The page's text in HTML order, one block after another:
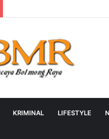
KRIMINAL LIFESTYLE